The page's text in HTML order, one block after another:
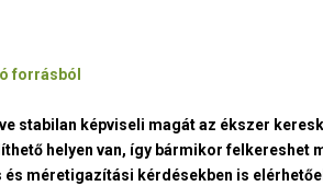
forrásból
stabilan képviseli magát az ékszer
helyen van, így bármikor felkereshet
és méretigazítási kérdésekben is